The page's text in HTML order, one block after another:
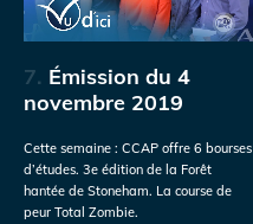
7. Émission du 4
novembre 2019
Cette semaine : CCAP offre 6 bourses
d’études. 3e édition de la Forêt
hantée de Stoneham. La course de
peur Total Zombie.